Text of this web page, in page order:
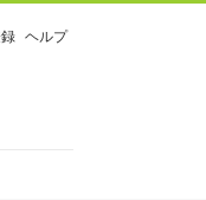
ヘルプ